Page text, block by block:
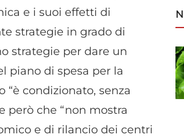
e i suoi effetti di
strategie in grado di
strategie per dare un
piano di spesa per la
condizionato, senza
però che “non mostra
e di rilancio dei centri